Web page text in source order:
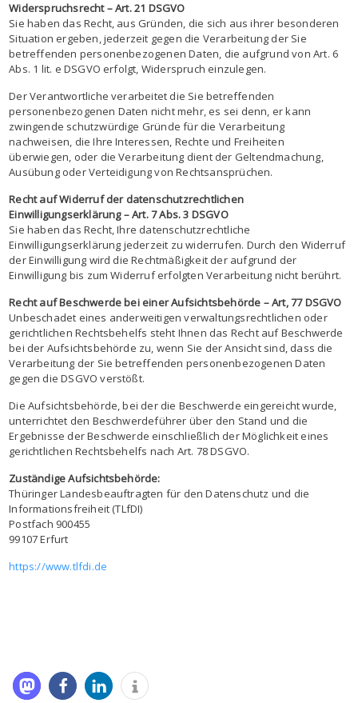
Widerspruchsrecht – Art. 21 DSGVO
Sie haben das Recht, aus Gründen, die sich aus ihrer besonderen
Situation ergeben, jederzeit gegen die Verarbeitung der Sie
betreffenden personenbezogenen Daten, die aufgrund von Art. 6
Abs. 1 lit. e DSGVO erfolgt, Widerspruch einzulegen.
Der Verantwortliche verarbeitet die Sie betreffenden
personenbezogenen Daten nicht mehr, es sei denn, er kann
zwingende schutzwürdige Gründe für die Verarbeitung
nachweisen, die Ihre Interessen, Rechte und Freiheiten
überwiegen, oder die Verarbeitung dient der Geltendmachung,
Ausübung oder Verteidigung von Rechtsansprüchen.
Recht auf Widerruf der datenschutzrechtlichen
Einwilligungserklärung – Art. 7 Abs. 3 DSGVO
Sie haben das Recht, Ihre datenschutzrechtliche
Einwilligungserklärung jederzeit zu widerrufen. Durch den Widerruf
der Einwilligung wird die Rechtmäßigkeit der aufgrund der
Einwilligung bis zum Widerruf erfolgten Verarbeitung nicht berührt.
Recht auf Beschwerde bei einer Aufsichtsbehörde – Art, 77 DSGVO
Unbeschadet eines anderweitigen verwaltungsrechtlichen oder
gerichtlichen Rechtsbehelfs steht Ihnen das Recht auf Beschwerde
bei der Aufsichtsbehörde zu, wenn Sie der Ansicht sind, dass die
Verarbeitung der Sie betreffenden personenbezogenen Daten
gegen die DSGVO verstößt.
Die Aufsichtsbehörde, bei der die Beschwerde eingereicht wurde,
unterrichtet den Beschwerdeführer über den Stand und die
Ergebnisse der Beschwerde einschließlich der Möglichkeit eines
gerichtlichen Rechtsbehelfs nach Art. 78 DSGVO.
Zuständige Aufsichtsbehörde:
Thüringer Landesbeauftragten für den Datenschutz und die
Informationsfreiheit (TLfDI)
Postfach 900455
99107 Erfurt
https://www.tlfdi.de